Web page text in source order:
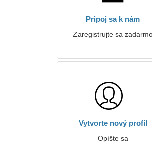
Pripoj sa k nám
Zaregistrujte sa
Vytvorte nový profil
Opíšte sa